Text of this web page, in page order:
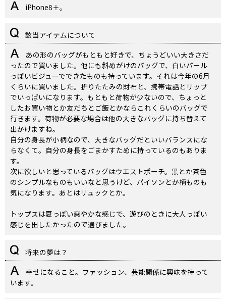
iPhone8＋。
該当アイテムについて
あの形のバッグがもともと好きで、ちょうどいい大きさだ
ったので買いました。他にも斜めがけのバッグで、白いパール
っぽいビジューでできたものも持っています。それは今年の6月
くらいに買いました。折りたたみの財布と、携帯電話とリップ
でいっぱいになります。もともと荷物が少ないので、ちょっと
したお買い物とか友だちとご飯とかならこれくらいのバッグで
行きます。荷物が必要な場合は他の大きなバッグに持ち替えて
出かけますね。
自分の身長が小柄なので、大きなバッグだといいバランスにな
らなくて。自分の身長をごまかすために持っているのもありま
す。
次に欲しいと思っているバッグはウエストポーチ。黒とか茶色
のシンプルなものもいいなと思うけど、パイソンとか柄ものも
気になります。あとはリュックとか。
トップスは夏っぽい爽やかな感じで、遊びのときに大人っぽい
感じを出したかったので選びました。
将来の夢は？
幸せになること。ファッション、芸能関係に興味を持って
います。